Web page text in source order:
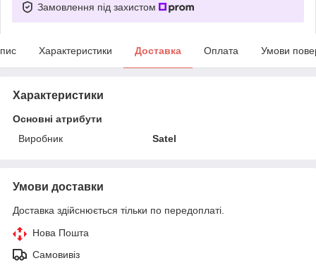
Замовлення під захистом
Характеристики Доставка Оплата Умови
Характеристики
Основні атрибути
Виробник
Satel
Умови доставки
Доставка здійснюється тільки по передоплаті.
Нова Пошта
Самовивіз